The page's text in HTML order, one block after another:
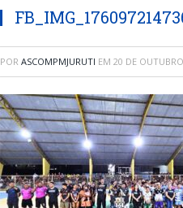
POR ASCOMPMJURUTI EM 20 DE